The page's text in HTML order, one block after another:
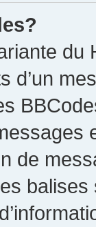
du
d’un
de